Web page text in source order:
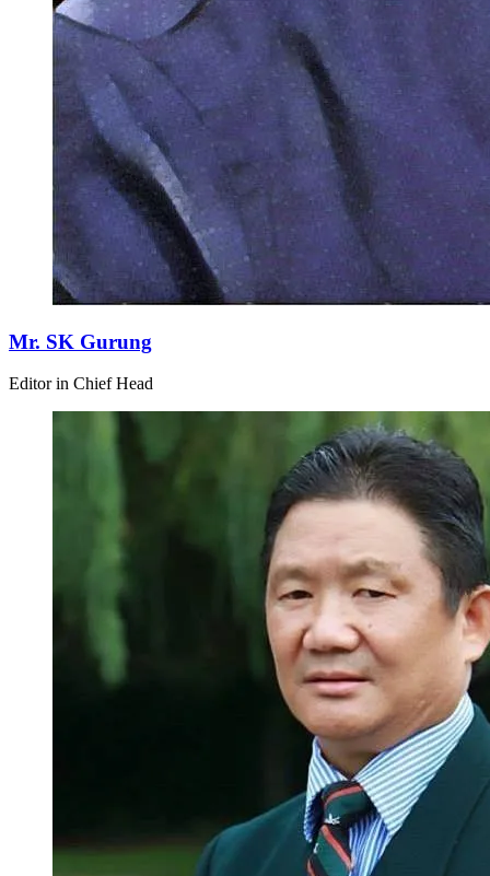
Mr. SK Gurung
Editor in Chief Head